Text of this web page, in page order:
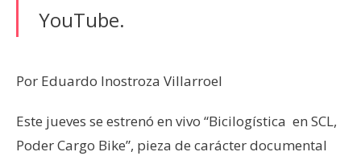
YouTube.
Por Eduardo Inostroza Villarroel
Este jueves se estrenó en vivo “Bicilogística en SCL,
Poder Cargo Bike”, pieza de carácter documental